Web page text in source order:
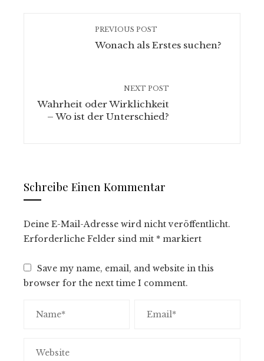
PREVIOUS POST
Wonach als Erstes suchen?
NEXT POST
Wahrheit oder Wirklichkeit
– Wo ist der Unterschied?
Schreibe Einen Kommentar
Deine E-Mail-Adresse wird nicht veröffentlicht.
Erforderliche Felder sind mit * markiert
Save my name, email, and website in this
browser for the next time I comment.